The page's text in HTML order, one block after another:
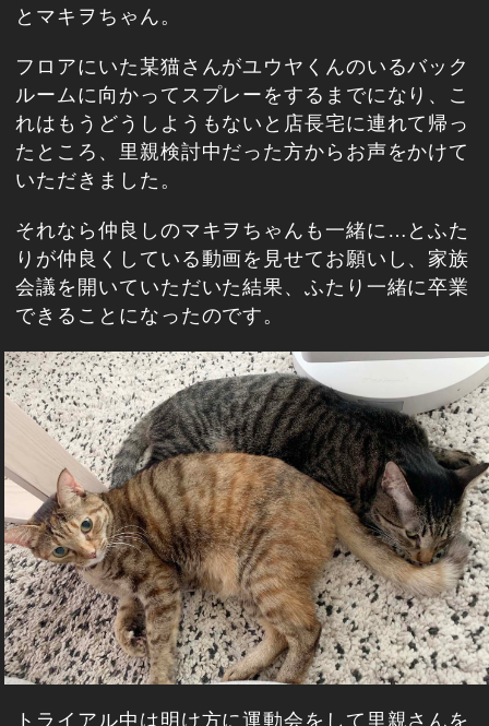
とマキヲちゃん。
フロアにいた某猫さんがユウヤくんのいるバック
ルームに向かってスプレーをするまでになり、こ
れはもうどうしようもないと店長宅に連れて帰っ
たところ、里親検討中だった方からお声をかけて
いただきました。
それなら仲良しのマキヲちゃんも一緒に…とふた
りが仲良くしている動画を見せてお願いし、家族
会議を開いていただいた結果、ふたり一緒に卒業
できることになったのです。
トライアル中は明け方に運動会をして里親さんを